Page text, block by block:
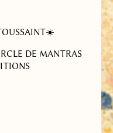
☀️
DE MANTRAS